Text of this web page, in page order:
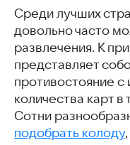
Среди лучших
довольно часто
развлечения. К
представляет
противостояние
количества карт
Сотни
подобрать колоду